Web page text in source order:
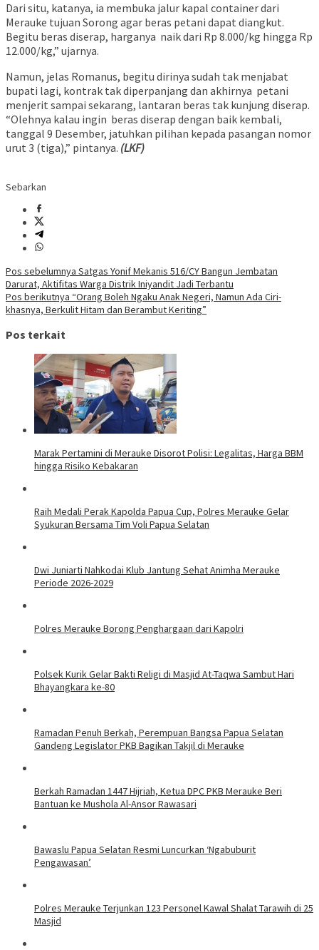
Dari situ, katanya, ia membuka jalur kapal container dari
Merauke tujuan Sorong agar beras petani dapat diangkut.
Begitu beras diserap, harganya naik dari Rp 8.000/kg hingga Rp
12.000/kg,” ujarnya.
Namun, jelas Romanus, begitu dirinya sudah tak menjabat
bupati lagi, kontrak tak diperpanjang dan akhirnya petani
menjerit sampai sekarang, lantaran beras tak kunjung diserap.
“Olehnya kalau ingin beras diserap dengan baik kembali,
tanggal 9 Desember, jatuhkan pilihan kepada pasangan nomor
urut 3 (tiga),” pintanya. (LKF)
Sebarkan
Navigasi
pos
Pos sebelumnya Satgas Yonif Mekanis 516/CY Bangun Jembatan
Darurat, Aktifitas Warga Distrik Iniyandit Jadi Terbantu
Pos berikutnya “Orang Boleh Ngaku Anak Negeri, Namun Ada Ciri-
khasnya, Berkulit Hitam dan Berambut Keriting”
Pos terkait
Marak Pertamini di Merauke Disorot Polisi: Legalitas, Harga BBM
hingga Risiko Kebakaran
Raih Medali Perak Kapolda Papua Cup, Polres Merauke Gelar
Syukuran Bersama Tim Voli Papua Selatan
Dwi Juniarti Nahkodai Klub Jantung Sehat Animha Merauke
Periode 2026-2029
Polres Merauke Borong Penghargaan dari Kapolri
Polsek Kurik Gelar Bakti Religi di Masjid At-Taqwa Sambut Hari
Bhayangkara ke-80
Ramadan Penuh Berkah, Perempuan Bangsa Papua Selatan
Gandeng Legislator PKB Bagikan Takjil di Merauke
Berkah Ramadan 1447 Hijriah, Ketua DPC PKB Merauke Beri
Bantuan ke Mushola Al-Ansor Rawasari
Bawaslu Papua Selatan Resmi Luncurkan ‘Ngabuburit
Pengawasan’
Polres Merauke Terjunkan 123 Personel Kawal Shalat Tarawih di 25
Masjid